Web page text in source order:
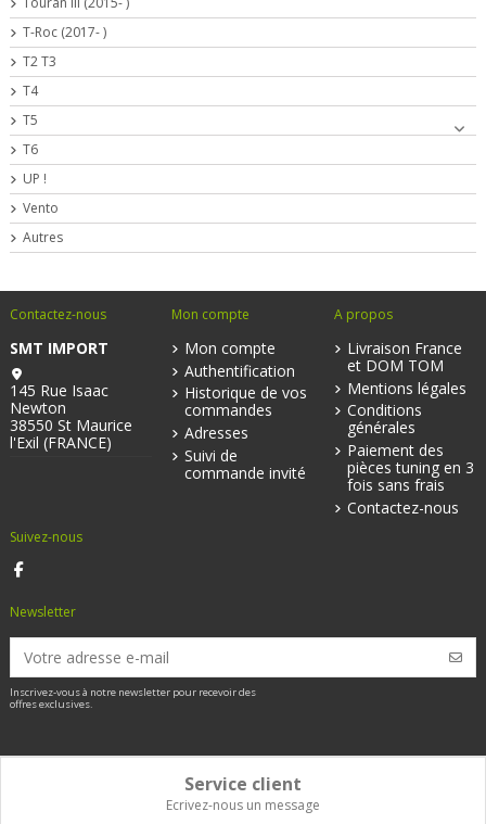
T-Roc (2017- )
T2 T3
T4
T5
T6
UP !
Vento
Autres
Contactez-nous
SMT IMPORT
145 Rue Isaac
Newton
38550 St Maurice
l'Exil (FRANCE)
Mon compte
Mon compte
Authentification
Historique de vos
commandes
Adresses
Suivi de
commande invité
A propos
Livraison France
et DOM TOM
Mentions légales
Conditions
générales
Paiement des
pièces tuning en 3
fois sans frais
Contactez-nous
Suivez-nous
Newsletter
Inscrivez-vous à notre newsletter pour recevoir des
offres exclusives.
Service client
Ecrivez-nous un message